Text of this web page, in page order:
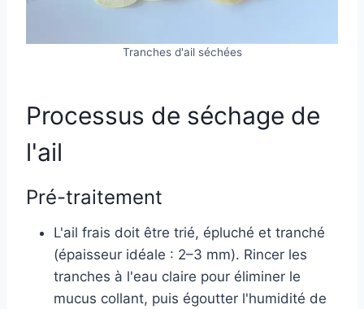
Tranches d'ail séchées
Processus de séchage de
l'ail
Pré-traitement
L'ail frais doit être trié, épluché et tranché
(épaisseur idéale : 2–3 mm). Rincer les
tranches à l'eau claire pour éliminer le
mucus collant, puis égoutter l'humidité de